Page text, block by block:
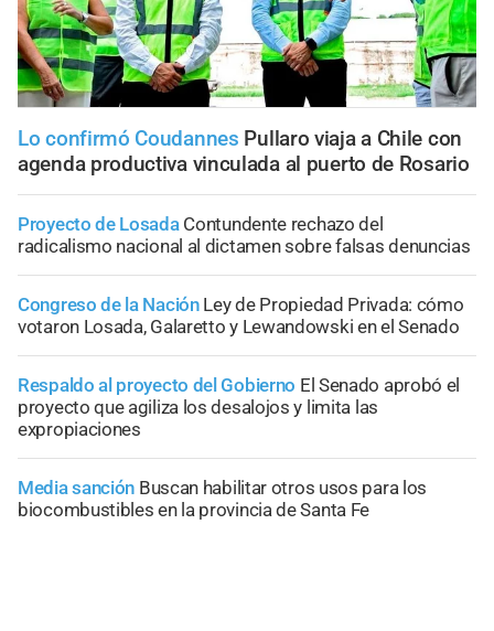
Lo confirmó Coudannes Pullaro viaja a Chile con
agenda productiva vinculada al puerto de Rosario
Proyecto de Losada Contundente rechazo del
radicalismo nacional al dictamen sobre falsas denuncias
Congreso de la Nación Ley de Propiedad Privada: cómo
votaron Losada, Galaretto y Lewandowski en el Senado
Respaldo al proyecto del Gobierno El Senado aprobó el
proyecto que agiliza los desalojos y limita las
expropiaciones
Media sanción Buscan habilitar otros usos para los
biocombustibles en la provincia de Santa Fe